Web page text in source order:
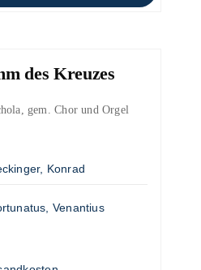
des Kreuzes
gem. Chor und Orgel
Konrad
Venantius